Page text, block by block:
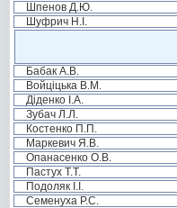
Шпенов Д.Ю.
Шуфрич Н.І.
Бабак А.В.
Войціцька В.М.
Діденко І.А.
Зубач Л.Л.
Костенко П.П.
Маркевич Я.В.
Опанасенко О.В.
Пастух Т.Т.
Подоляк І.І.
Семенуха Р.С.